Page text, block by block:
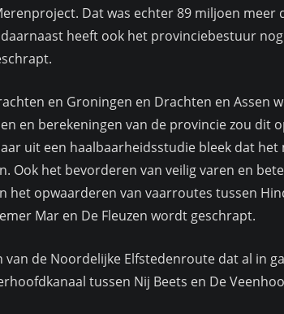
Dat was echter 89 miljoen meer
heeft ook het provinciebestuur
en Groningen en Drachten en Assen
en berekeningen van de provincie zou dit
uit een haalbaarheidsstudie bleek dat het
Ook het bevorderen van veilig varen en
het opwaarderen van vaarroutes tussen
Mar en De Fleuzen wordt geschrapt.
de Noordelijke Elfstedenroute dat al in
tussen Nij Beets en De